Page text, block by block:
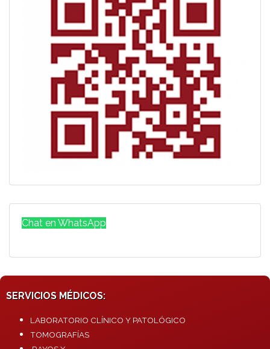
Chat en WhatsApp
SERVICIOS MÉDICOS:
LABORATORIO CLÍNICO Y PATOLÓGICO
TOMOGRAFÍAS